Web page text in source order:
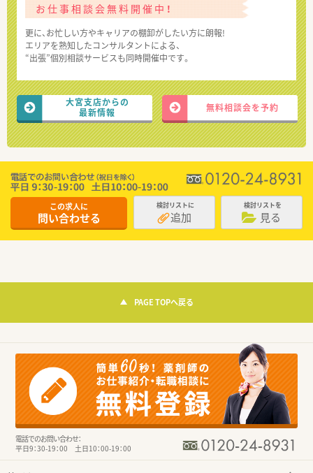
お仕事相談会無料開催中！
更に、お忙しい方やキャリアの棚卸がしたい方に朗報!
エリアを熟知したコンサルタントによる、
“出張”個別相談サービスも同時開催中です。
大宮支店からの
最新情報
無料相談会を予約
この求人に
問い合わせる
検討リストに
追加
検討リストを
見る
PAGE TOPへ戻る
電話でのお問い合わせ：
平日9：30-19：00 土日10：00-19：00